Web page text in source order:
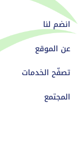
انضم لنا
عن الموقع
تصفّح الخدمات
المجتمع